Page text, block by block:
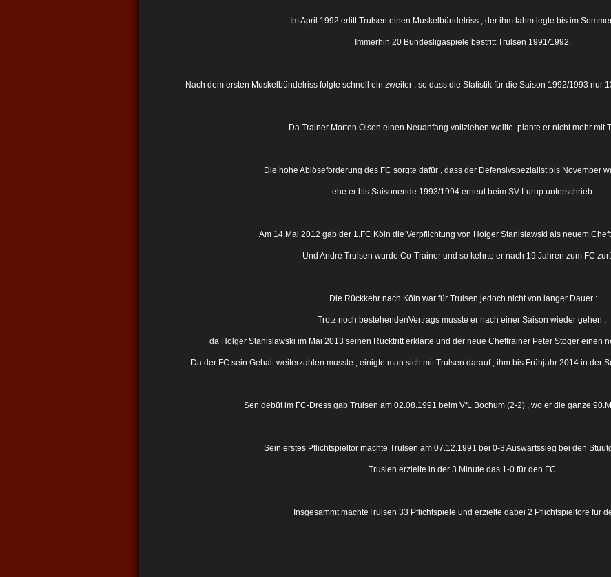
Im April 1992 erlitt Trulsen einen Muskelbündelriss , der ihm lahm legte bis im
Immerhin 20 Bundesligaspiele bestritt Trulsen 1991/1992.
Nach dem ersten Muskelbündelriss folgte schnell ein zweiter , so dass die Statistik für die Saison 1992/1993 nur
Da Trainer Morten Olsen einen Neuanfang vollziehen wollte plante er nicht mehr mit
Die hohe Ablöseforderung des FC sorgte dafür , dass der Defensivspezialist bis November
ehe er bis Saisonende 1993/1994 erneut beim SV Lurup unterschrieb.
Am 14.Mai 2012 gab der 1.FC Köln die Verpflichtung von Holger Stanislawski als neuem
Und André Trulsen wurde Co-Trainer und so kehrte er nach 19 Jahren zum FC
Die Rückkehr nach Köln war für Trulsen jedoch nicht von langer Dauer :
Trotz noch bestehendenVertrags musste er nach einer Saison wieder gehen ,
da Holger Stanislawski im Mai 2013 seinen Rücktritt erklärte und der neue Cheftrainer Peter Stöger einen
Da der FC sein Gehalt weiterzahlen musste , einigte man sich mit Trulsen darauf , ihm bis Frühjahr 2014 in der
Sen debüt im FC-Dress gab Trulsen am 02.08.1991 beim VfL Bochum (2-2) , wo er die ganze
Sein erstes Pflichtspieltor machte Trulsen am 07.12.1991 bei 0-3 Auswärtssieg bei den
Truslen erzielte in der 3.Minute das 1-0 für den FC.
Insgesammt machteTrulsen 33 Pflichtspiele und erzielte dabei 2 Pflichtspieltore für